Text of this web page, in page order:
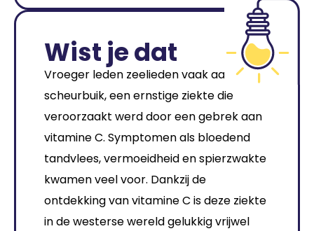
Wist je dat
Vroeger leden zeelieden vaak aan
scheurbuik, een ernstige ziekte die
veroorzaakt werd door een gebrek aan
vitamine C. Symptomen als bloedend
tandvlees, vermoeidheid en spierzwakte
kwamen veel voor. Dankzij de
ontdekking van vitamine C is deze ziekte
in de westerse wereld gelukkig vrijwel